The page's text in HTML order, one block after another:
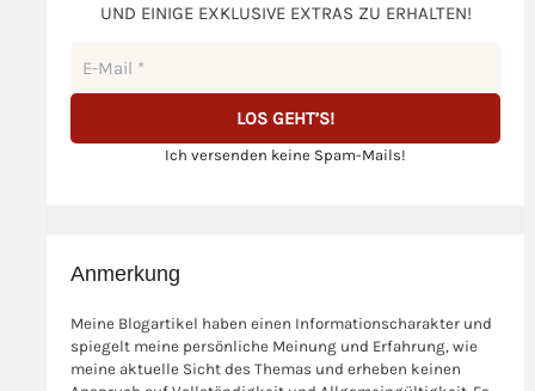
UND EINIGE EXKLUSIVE EXTRAS ZU ERHALTEN!
Ich versenden keine Spam-Mails!
Anmerkung
Meine Blogartikel haben einen Informationscharakter und
spiegelt meine persönliche Meinung und Erfahrung, wie
meine aktuelle Sicht des Themas und erheben keinen